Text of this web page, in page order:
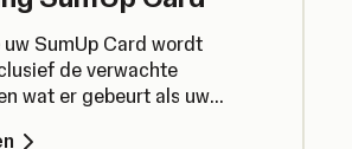
uw SumUp Card wordt
de verwachte
wat er gebeurt als uw